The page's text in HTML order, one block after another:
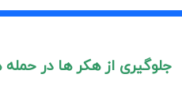
جلوگیری از هکر ها در